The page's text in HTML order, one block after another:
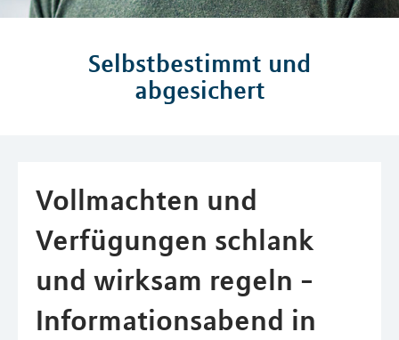
Selbstbestimmt und
abgesichert
Vollmachten und
Verfügungen schlank
und wirksam regeln -
Informationsabend in